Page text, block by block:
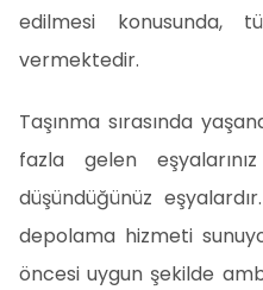
edilmesi konusunda,
vermektedir.
Taşınma sırasında
fazla gelen
düşündüğünüz
depolama hizmeti
öncesi uygun şekilde